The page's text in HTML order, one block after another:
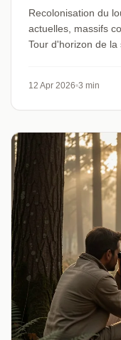
Recolonisation du
actuelles, massifs
Tour d'horizon de
12 Apr 2026 3 min